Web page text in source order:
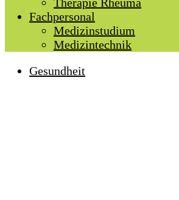
Fachpersonal
Medizinstudium
Medizintechnik
Gesundheit